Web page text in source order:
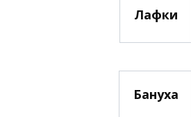
Лафки
Бануха